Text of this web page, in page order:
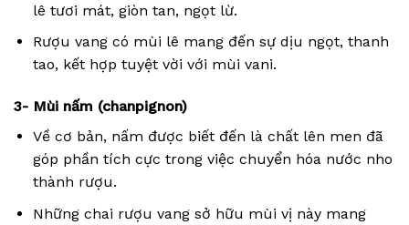
lê tươi mát, giòn tan, ngọt lừ.
Rượu vang có mùi lê mang đến sự dịu ngọt, thanh
tao, kết hợp tuyệt vời với mùi vani.
3- Mùi nấm (chanpignon)
Về cơ bản, nấm được biết đến là chất lên men đã
góp phần tích cực trong việc chuyển hóa nước nho
thành rượu.
Những chai rượu vang sở hữu mùi vị này mang